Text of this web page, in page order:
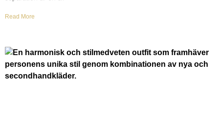
Read More